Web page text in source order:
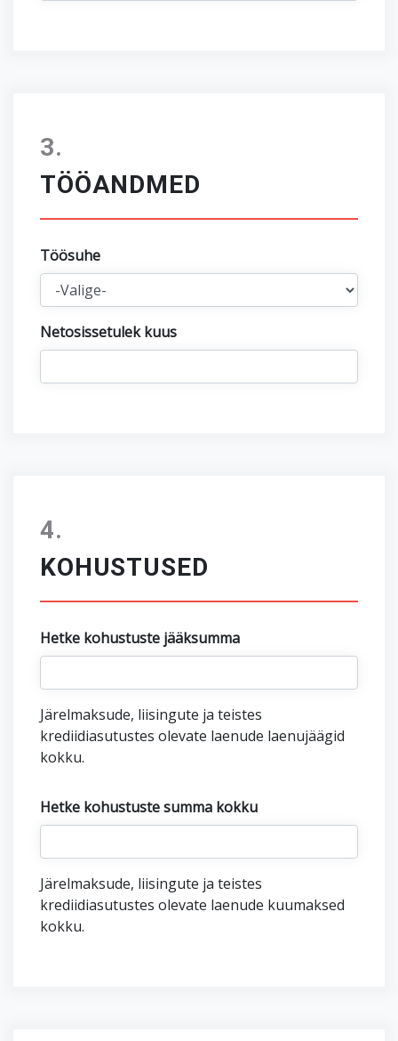
TÖÖANDMED
Töösuhe
Netosissetulek kuus
KOHUSTUSED
Hetke kohustuste jääksumma
Järelmaksude, liisingute ja teistes
krediidiasutustes olevate laenude laenujäägid
kokku.
Hetke kohustuste summa kokku
Järelmaksude, liisingute ja teistes
krediidiasutustes olevate laenude kuumaksed
kokku.